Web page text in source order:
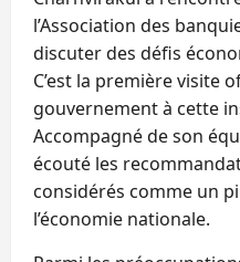
l’Association des
discuter des défis
C’est la première visite
gouvernement à cette
Accompagné de son
écouté les
considérés comme un
l’économie nationale.